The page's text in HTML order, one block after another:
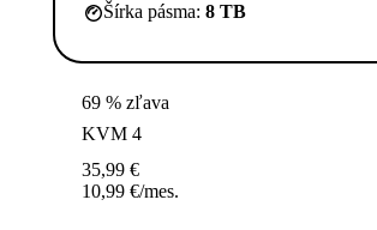
Šírka pásma: 8 TB
69 % zľava
KVM 4
35,99 €
10,99 €/mes.